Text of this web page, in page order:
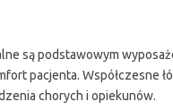
są podstawowym
pacjenta. Współczesne
chorych i opiekunów.